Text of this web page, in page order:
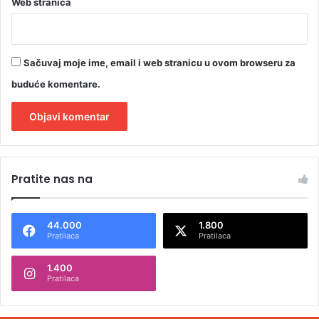
e
Sačuvaj moje ime, email i web stranicu u ovom browseru za
buduće komentare.
t
n
t
Pratite nas na
44.000
Pratilaca
1.800
Pratilaca
1.400
Pratilaca